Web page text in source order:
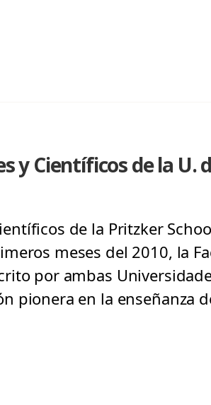
y Científicos de la U.
de la Pritzker
meses del 2010, la
por ambas
pionera en la enseñanza